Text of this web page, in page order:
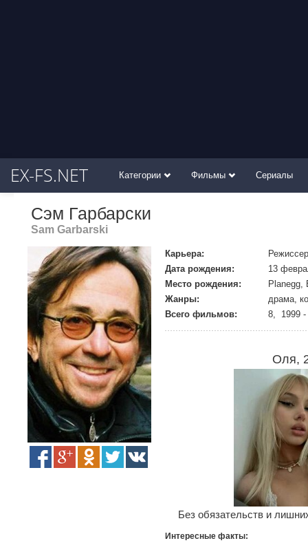
EX-FS.NET Категории Фильмы Сериалы
Сэм Гарбарски
Sam Garbarski
Карьера:
Дата рождения:
13
Место рождения:
Planegg,
Жанры:
драма,
Всего фильмов:
8, 1999 -
Оля,
Без обязательств и
Интересные факты: